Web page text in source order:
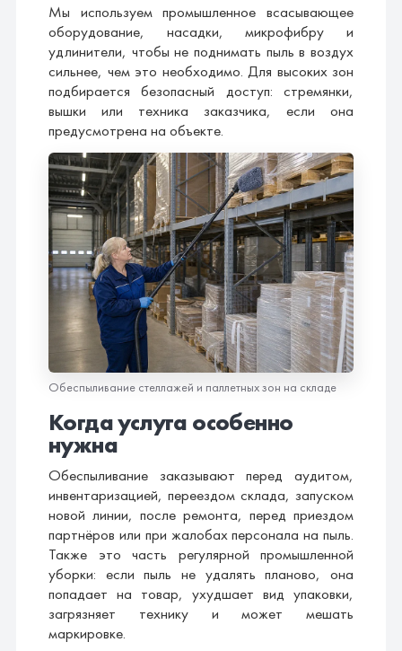
Мы используем промышленное всасывающее
оборудование, насадки, микрофибру и
удлинители, чтобы не поднимать пыль в воздух
сильнее, чем это необходимо. Для высоких зон
подбирается безопасный доступ: стремянки,
вышки или техника заказчика, если она
предусмотрена на объекте.
Обеспыливание стеллажей и паллетных зон на складе
Когда услуга особенно
нужна
Обеспыливание заказывают перед аудитом,
инвентаризацией, переездом склада, запуском
новой линии, после ремонта, перед приездом
партнёров или при жалобах персонала на пыль.
Также это часть регулярной промышленной
уборки: если пыль не удалять планово, она
попадает на товар, ухудшает вид упаковки,
загрязняет технику и может мешать
маркировке.